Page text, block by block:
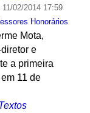
11/02/2014 17:59
Honorários
Mota,
e
a primeira
11 de